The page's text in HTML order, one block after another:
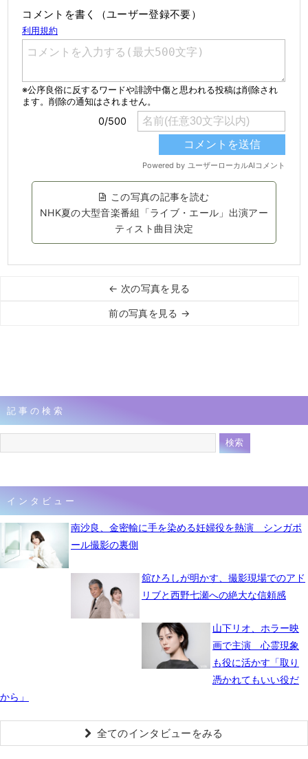
コメントを書く（ユーザー登録不要）
この写真の記事を読む
NHK夏の大型音楽番組「ライブ・エール」出演アー
ティスト曲目決定
← 次の写真を見る
前の写真を見る →
記事の検索
インタビュー
南沙良、金密輸に手を染める妊婦役を熱演 シンガポ
ール撮影の裏側
舘ひろしが明かす、撮影現場でのアド
リブと西野七瀬への絶大な信頼感
山下リオ、ホラー映
画で主演 心霊現象
も役に活かす「取り
憑かれてもいい役だ
から」
全てのインタビューをみる